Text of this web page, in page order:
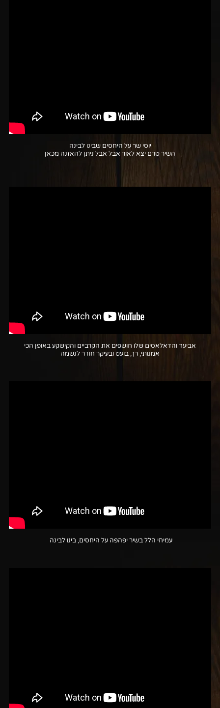
יוסי שר על היחסים שבינו לבינה
השיר טרם יצא לאור אבל אבל ניתן להאזנה מכאן
אביעד והדאלאסים שלו חושפים את הקרביים והקישקע באופן הכי
אמנותי, רך, בועט ובעיקר חודר לנשמה
עמיחי הלל בשיר יפהפה על היחסים, בינו לבינה